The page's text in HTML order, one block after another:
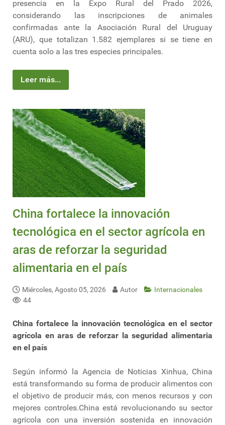
presencia en la Expo Rural del Prado 2026,
considerando las inscripciones de animales
confirmadas ante la Asociación Rural del Uruguay
(ARU), que totalizan 1.582 ejemplares si se tiene en
cuenta solo a las tres especies principales.
Leer más...
China fortalece la innovación
tecnológica en el sector agrícola en
aras de reforzar la seguridad
alimentaria en el país
Miércoles, Agosto 05, 2026 Autor
Internacionales
44
China fortalece la innovación tecnológica en el sector
agrícola en aras de reforzar la seguridad alimentaria
en el país
Según informó la Agencia de Noticias Xinhua, China
está transformando su forma de producir alimentos con
el objetivo de producir más, con menos recursos y con
mejores controles.China está revolucionando su sector
agrícola con una inversión sostenida en innovación